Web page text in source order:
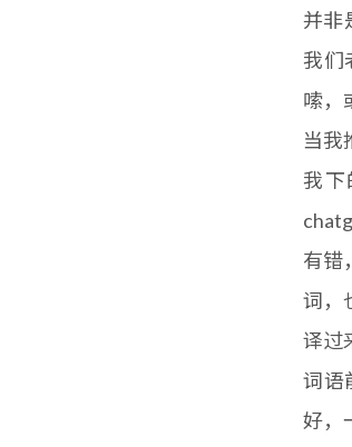
并非
我们
嗦，
当我
我
有错
词，
译过
词语
好，